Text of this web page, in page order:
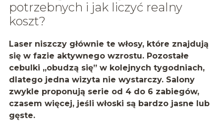
potrzebnych i jak liczyć realny
koszt?
Laser niszczy głównie te włosy, które znajdują
się w fazie aktywnego wzrostu. Pozostałe
cebulki „obudzą się” w kolejnych tygodniach,
dlatego jedna wizyta nie wystarczy. Salony
zwykle proponują serie od 4 do 6 zabiegów,
czasem więcej, jeśli włoski są bardzo jasne lub
gęste.